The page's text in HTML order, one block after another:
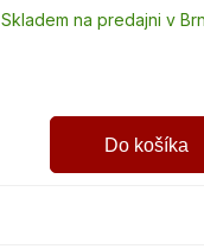
Skladem na predajni v
Do košíka